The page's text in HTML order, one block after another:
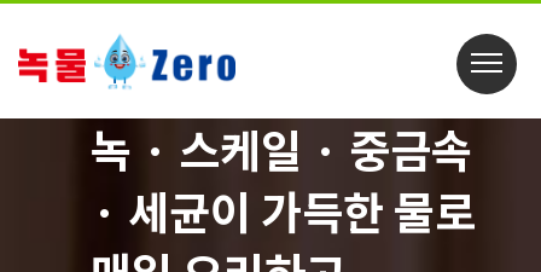
녹 · 스케일 · 중금속
· 세균이 가득한 물로